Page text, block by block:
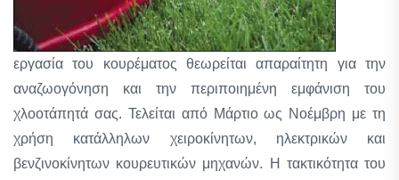
εργασία του κουρέματος θεωρείται απαραίτητη για την
αναζωογόνηση και την περιποιημένη εμφάνιση του
χλοοτάπητά σας. Τελείται από Μάρτιο ως Νοέμβρη με τη
χρήση κατάλληλων χειροκίνητων, ηλεκτρικών και
βενζινοκίνητων κουρευτικών μηχανών. Η τακτικότητα του